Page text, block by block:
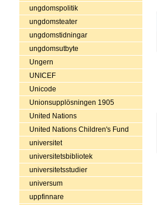
ungdomspolitik
ungdomsteater
ungdomstidningar
ungdomsutbyte
Ungern
UNICEF
Unicode
Unionsupplösningen 1905
United Nations
United Nations Children's Fund
universitet
universitetsbibliotek
universitetsstudier
universum
uppfinnare